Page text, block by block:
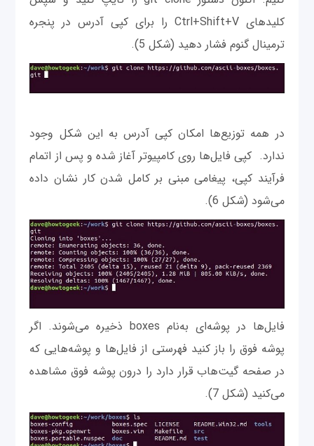
کلیدهای Ctrl+Shift+V را برای کپی آدرس در پنجره
ترمینال گنوم فشار دهید (شکل 5).
در همه توزیع‌ها امکان کپی آدرس به این شکل وجود
ندارد. کپی فایل‌ها روی کامپیوتر آغاز شده و پس از اتمام
فرآیند کپی، پیغامی مبنی بر کامل شدن کار نشان داده
می‌شود (شکل 6).
فایل‌ها در پوشه‌ای به‌نام boxes ذخیره می‌شوند. اگر
پوشه فوق را باز کنید فهرستی از فایل‌ها و پوشه‌هایی که
در صفحه‌ گیت‌هاب قرار دارد را درون پوشه فوق مشاهده
می‌کنید (شکل 7).